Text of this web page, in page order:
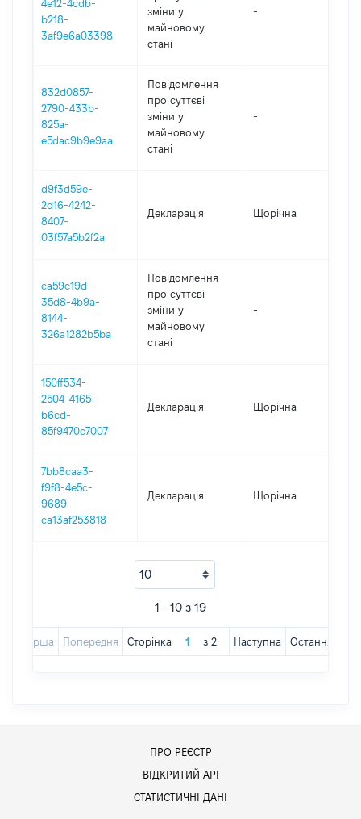
4e12-4cdb-
b218-
3af9e6a03398
зміни y
майновому
стані
-
832d0857-
2790-433b-
825a-
e5dac9b9e9aa
Повідомлення
про суттєві
зміни y
майновому
стані
-
d9f3d59e-
2d16-4242-
8407-
03f57a5b2f2a
Декларація Щорічна
ca59c19d-
35d8-4b9a-
8144-
326a1282b5ba
Повідомлення
про суттєві
зміни y
майновому
стані
-
150ff534-
2504-4165-
b6cd-
85f9470c7007
Декларація Щорічна
7bb8caa3-
f9f8-4e5c-
9689-
ca13af253818
Декларація Щорічна
1 - 10 з 19
Перша Попередня Сторінка з 2 Наступна Остання
ПРО РЕЄСТР
ВІДКРИТИЙ АРІ
СТАТИСТИЧНІ ДАНІ